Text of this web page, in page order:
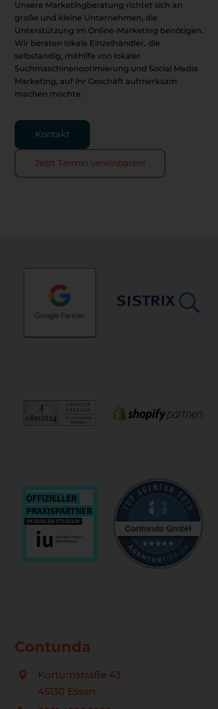
Unsere Marketingberatung richtet sich an
große und kleine Unternehmen, die
Unterstützung im Online-Marketing benötigen.
Wir beraten lokale Einzelhändler, die
selbständig, mithilfe von lokaler
Suchmaschinenoptimierung und Social Media
Marketing, auf Ihr Geschäft aufmerksam
machen möchte.
Kontakt
Jetzt Termin vereinbaren!
Contunda
Kortumstraße 43
45130 Essen